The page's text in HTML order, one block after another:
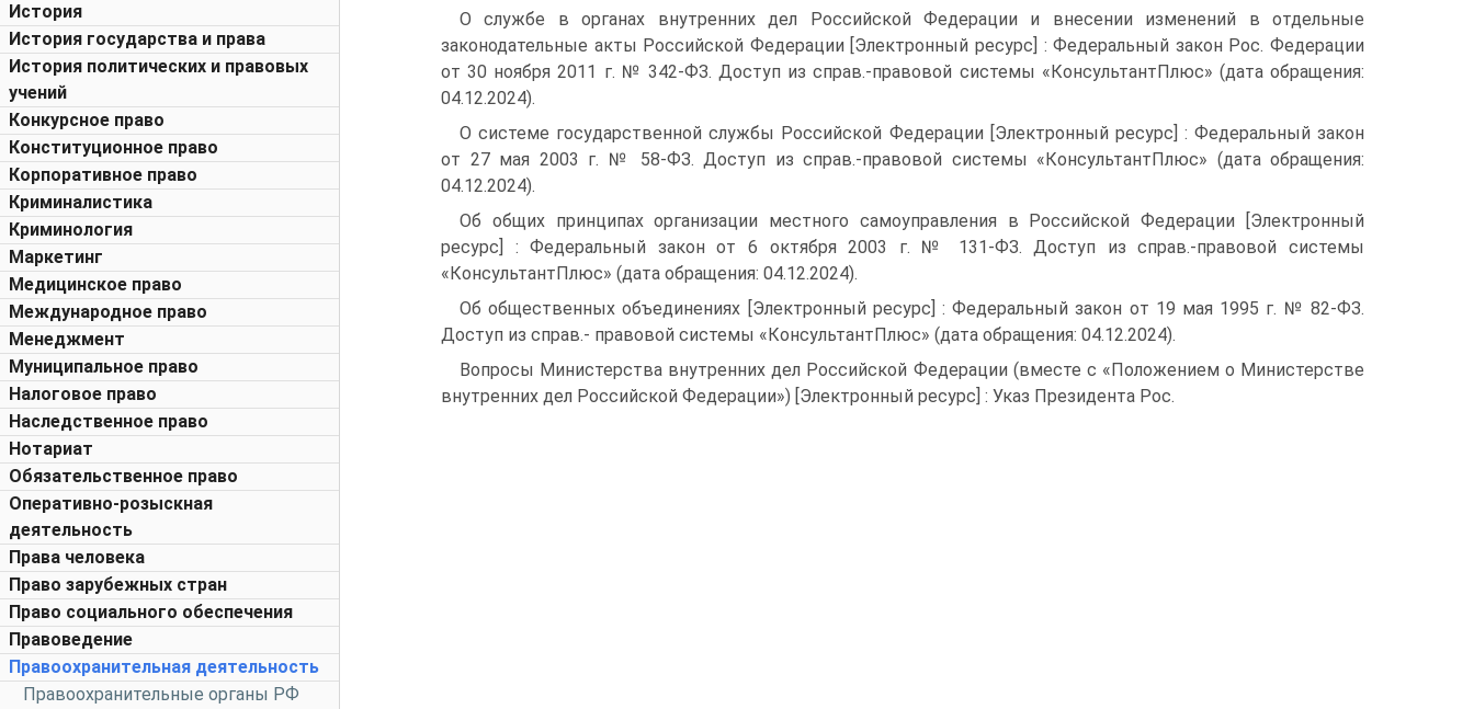
История
История государства и права
История политических и правовых
учений
Конкурсное право
Конституционное право
Корпоративное право
Криминалистика
Криминология
Маркетинг
Медицинское право
Международное право
Менеджмент
Муниципальное право
Налоговое право
Наследственное право
Нотариат
Обязательственное право
Оперативно-розыскная
деятельность
Права человека
Право зарубежных стран
Право социального обеспечения
Правоведение
Правоохранительная деятельность
Правоохранительные органы РФ
О службе в органах внутренних дел Российской Федера­ции и внесении изменений в отдельные
законодательные акты Российской Федерации [Электронный ресурс] : Федеральный закон Рос. Федерации
от 30 ноября 2011 г. № 342-ФЗ. Доступ из справ.-правовой системы «КонсультантПлюс» (дата обращения:
04.12.2024).
О системе государственной службы Российской Федера­ции [Электронный ресурс] : Федеральный закон
от 27 мая 2003 г. № 58-ФЗ. Доступ из справ.-правовой системы «Консуль­тантПлюс» (дата обращения:
04.12.2024).
Об общих принципах организации местного самоуправления в Российской Федерации [Электронный
ресурс] : Федеральный закон от 6 октября 2003 г. № 131-ФЗ. Доступ из справ.-правовой системы
«КонсультантПлюс» (дата обращения: 04.12.2024).
Об общественных объединениях [Электронный ресурс] : Федеральный закон от 19 мая 1995 г. № 82-ФЗ.
Доступ из справ.- правовой системы «КонсультантПлюс» (дата обращения: 04.12.2024).
Вопросы Министерства внутренних дел Российской Федера­ции (вместе с «Положением о Министерстве
внутренних дел Рос­сийской Федерации») [Электронный ресурс] : Указ Президента Рос.